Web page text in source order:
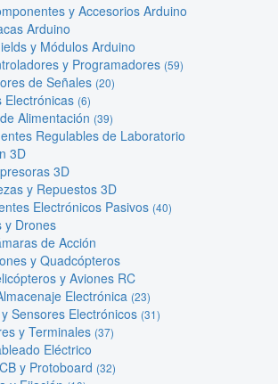
y Accesorios Arduino
Arduino
y Módulos Arduino
y Programadores (59)
de Señales (20)
Electrónicas (6)
Alimentación (39)
Regulables de Laboratorio
3D
3D
y Repuestos 3D
Electrónicos Pasivos (40)
y Drones
de Acción
y Quadcópteros
y Aviones RC
Electrónica (23)
Sensores Electrónicos (31)
y Terminales (37)
Eléctrico
y Protoboard (32)